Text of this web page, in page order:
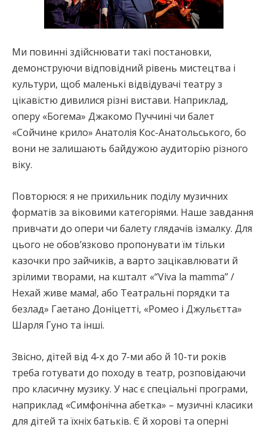
Ми повинні здійснювати такі постановки,
демонструючи відповідний рівень мистецтва і
культури, щоб маленькі відвідувачі театру з
цікавістю дивилися різні вистави. Наприклад,
оперу «Богема» Джакомо Пуччині чи балет
«Сойчине крило» Анатолія Кос-Анатольського, бо
вони не залишають байдужою аудиторію різного
віку.
Повторюся: я не прихильник поділу музичних
форматів за віковими категоріями. Наше завдання
привчати до опери чи балету глядачів ізмалку. Для
цього не обов’язково пропонувати їм тільки
казочки про зайчиків, а варто зацікавлювати й
зрілими творами, на кшталт «“Viva la mamma” /
Нехай живе мама!, або Театральні порядки та
безлад» Гаетано Доніцетті, «Ромео і Джульєтта»
Шарля Гуно та інші.
Звісно, дітей від 4-х до 7-ми або й 10-ти років
треба готувати до походу в театр, розповідаючи
про класичну музику. У нас є спеціальні програми,
наприклад «Симфонічна абетка» – музичні класики
для дітей та їхніх батьків. Є й хорові та оперні